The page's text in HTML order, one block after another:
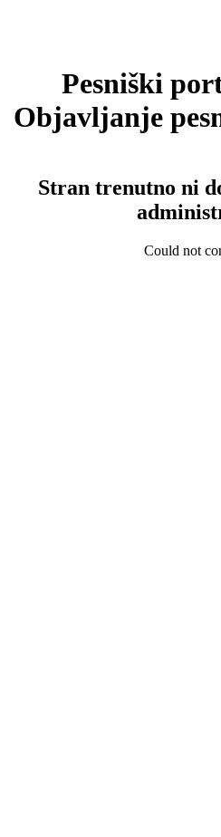
Pesniški
Objavljanje
Stran trenutno ni
Could not